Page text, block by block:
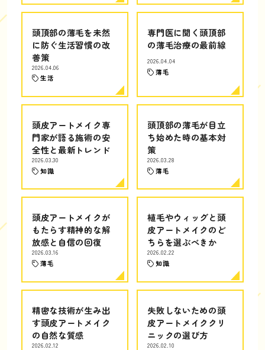
頭頂部の薄毛を未然
に防ぐ生活習慣の改
善策
2026.04.06
生活
専門医に聞く頭頂部
の薄毛治療の最前線
2026.04.04
薄毛
頭皮アートメイク専
門家が語る施術の安
全性と最新トレンド
2026.03.30
知識
頭頂部の薄毛が目立
ち始めた時の基本対
策
2026.03.28
薄毛
頭皮アートメイクが
もたらす精神的な解
放感と自信の回復
2026.03.16
薄毛
植毛やウィッグと頭
皮アートメイクのど
ちらを選ぶべきか
2026.02.22
知識
精密な技術が生み出
す頭皮アートメイク
の自然な質感
2026.02.12
失敗しないための頭
皮アートメイククリ
ニックの選び方
2026.02.10